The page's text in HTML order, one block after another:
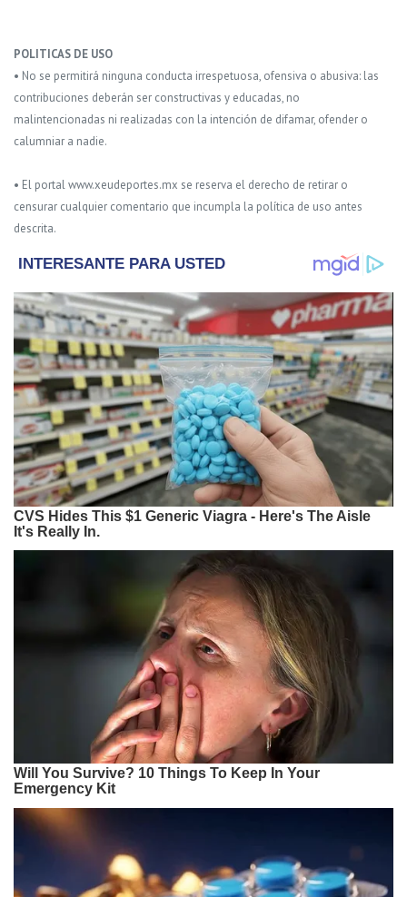
POLITICAS DE USO
• No se permitirá ninguna conducta irrespetuosa, ofensiva o abusiva: las
contribuciones deberán ser constructivas y educadas, no
malintencionadas ni realizadas con la intención de difamar, ofender o
calumniar a nadie.
• El portal www.xeudeportes.mx se reserva el derecho de retirar o
censurar cualquier comentario que incumpla la política de uso antes
descrita.